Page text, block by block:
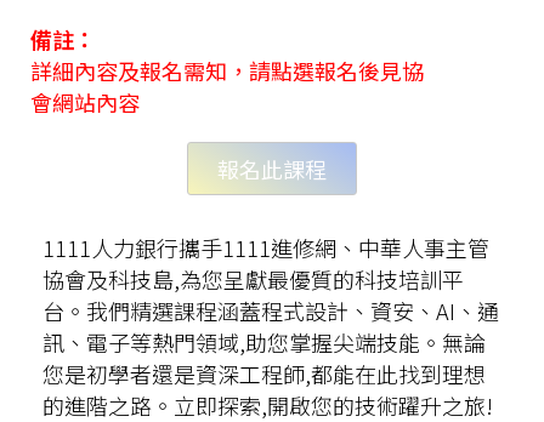
備註：
詳細內容及報名需知，請點選報名後見協
會網站內容
報名此課程
1111人力銀行攜手1111進修網、中華人事主管
協會及科技島,為您呈獻最優質的科技培訓平
台。我們精選課程涵蓋程式設計、資安、AI、通
訊、電子等熱門領域,助您掌握尖端技能。無論
您是初學者還是資深工程師,都能在此找到理想
的進階之路。立即探索,開啟您的技術躍升之旅!